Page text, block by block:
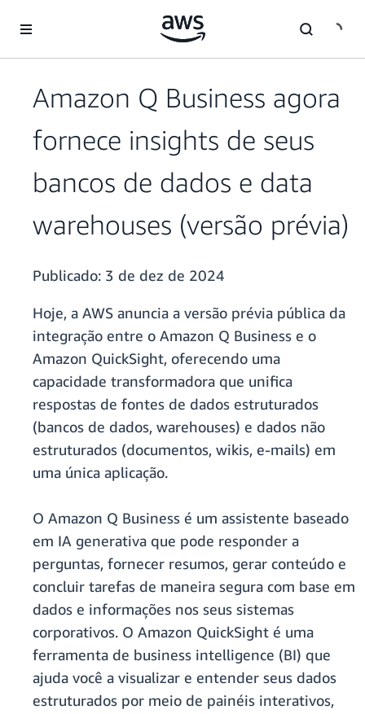
Pular para o conteúdo principal
Amazon Q Business agora
fornece insights de seus
bancos de dados e data
warehouses (versão prévia)
Publicado: 3 de dez de 2024
Hoje, a AWS anuncia a versão prévia pública da
integração entre o Amazon Q Business e o
Amazon QuickSight, oferecendo uma
capacidade transformadora que unifica
respostas de fontes de dados estruturados
(bancos de dados, warehouses) e dados não
estruturados (documentos, wikis, e-mails) em
uma única aplicação.
O Amazon Q Business é um assistente baseado
em IA generativa que pode responder a
perguntas, fornecer resumos, gerar conteúdo e
concluir tarefas de maneira segura com base em
dados e informações nos seus sistemas
corporativos. O Amazon QuickSight é uma
ferramenta de business intelligence (BI) que
ajuda você a visualizar e entender seus dados
estruturados por meio de painéis interativos,